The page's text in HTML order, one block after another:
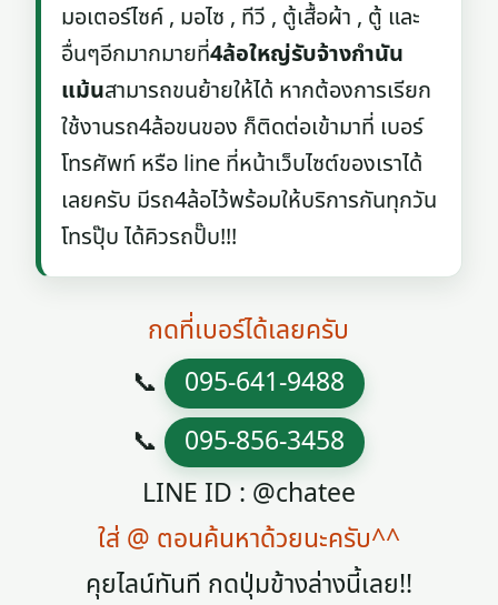
มอเตอร์ไซค์ , มอไซ , ทีวี , ตู้เสื้อผ้า , ตู้ และ
อื่นๆอีกมากมายที่4ล้อใหญ่รับจ้างกำนัน
แม้นสามารถขนย้ายให้ได้ หากต้องการเรียก
ใช้งานรถ4ล้อขนของ ก็ติดต่อเข้ามาที่ เบอร์
โทรศัพท์ หรือ line ที่หน้าเว็บไซต์ของเราได้
เลยครับ มีรถ4ล้อไว้พร้อมให้บริการกันทุกวัน
โทรปุ๊บ ได้คิวรถปั๊บ!!!
กดที่เบอร์ได้เลยครับ
📞 095-641-9488
📞 095-856-3458
LINE ID : @chatee
ใส่ @ ตอนค้นหาด้วยนะครับ^^
คุยไลน์ทันที กดปุ่มข้างล่างนี้เลย!!